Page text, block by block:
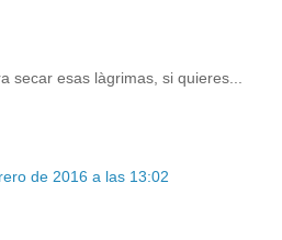
secar esas làgrimas, si quieres...
de 2016 a las 13:02